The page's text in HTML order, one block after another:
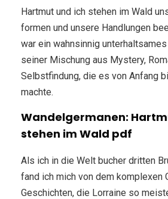
Hartmut und ich stehen im Wald
formen und unsere Handlungen
war ein wahnsinnig
seiner Mischung aus Mystery,
Selbstfindung, die es von Anfang
machte.
Wandelgermanen:
stehen im Wald pdf
Als ich in die Welt bucher dritten
fand ich mich von dem komplexen
Geschichten, die Lorraine so